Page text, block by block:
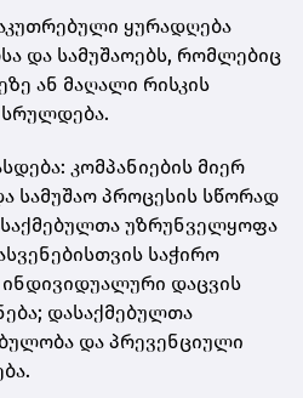
ყურადღება
და სამუშაოებს, რომლებიც
ან მაღალი რისკის
სრულდება.
კომპანიების მიერ
სამუშაო პროცესის სწორად
უზრუნველყოფა
საჭირო
დაცვის
დასაქმებულთა
და პრევენციული